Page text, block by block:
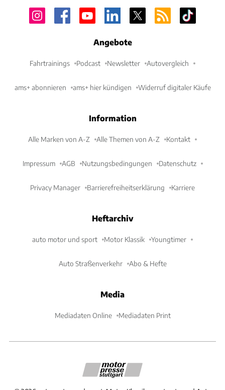
Angebote
Fahrtrainings Podcast Newsletter Autovergleich
ams+ abonnieren ams+ hier kündigen Widerruf digitaler Käufe
Information
Alle Marken von A-Z Alle Themen von A-Z Kontakt
Impressum AGB Nutzungsbedingungen Datenschutz
Privacy Manager Barrierefreiheitserklärung Karriere
Heftarchiv
auto motor und sport Motor Klassik Youngtimer
Auto Straßenverkehr Abo & Hefte
Media
Mediadaten Online Mediadaten Print